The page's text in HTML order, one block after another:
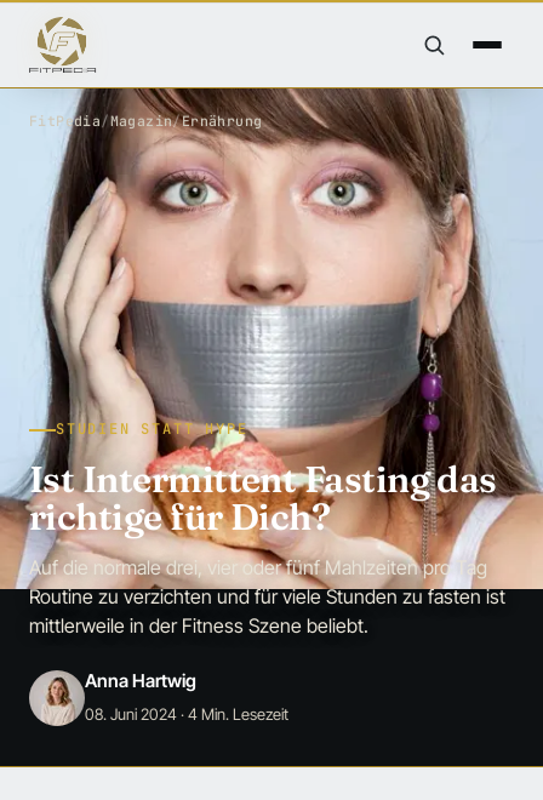
FitPedia/Magazin/Ernährung
STUDIEN STATT HYPE
Ist Intermittent Fasting das
richtige für Dich?
Auf die normale drei, vier oder fünf Mahlzeiten pro Tag
Routine zu verzichten und für viele Stunden zu fasten ist
mittlerweile in der Fitness Szene beliebt.
Anna Hartwig
08. Juni 2024· 4 Min. Lesezeit